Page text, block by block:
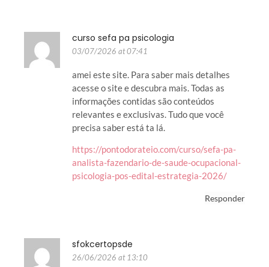
curso sefa pa psicologia
03/07/2026 at 07:41
amei este site. Para saber mais detalhes
acesse o site e descubra mais. Todas as
informações contidas são conteúdos
relevantes e exclusivas. Tudo que você
precisa saber está ta lá.
https://pontodorateio.com/curso/sefa-pa-
analista-fazendario-de-saude-ocupacional-
psicologia-pos-edital-estrategia-2026/
Responder
sfokcertopsde
26/06/2026 at 13:10